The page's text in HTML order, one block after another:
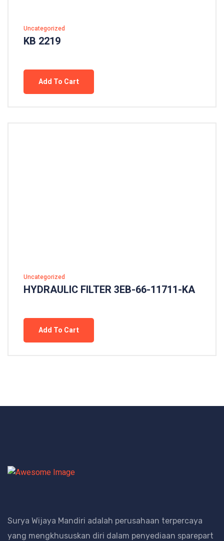
Uncategorized
KB 2219
Add To Cart
Uncategorized
HYDRAULIC FILTER 3EB-66-11711-KA
Add To Cart
Surya Wijaya Mandiri adalah perusahaan terpercaya
yang mengkhususkan diri dalam penyediaan sparepart